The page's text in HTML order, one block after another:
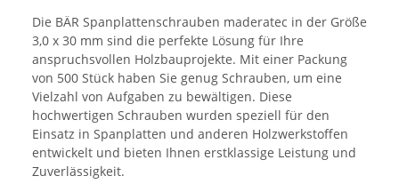
Die BÄR Spanplattenschrauben maderatec in der Größe
3,0 x 30 mm sind die perfekte Lösung für Ihre
anspruchsvollen Holzbauprojekte. Mit einer Packung
von 500 Stück haben Sie genug Schrauben, um eine
Vielzahl von Aufgaben zu bewältigen. Diese
hochwertigen Schrauben wurden speziell für den
Einsatz in Spanplatten und anderen Holzwerkstoffen
entwickelt und bieten Ihnen erstklassige Leistung und
Zuverlässigkeit.